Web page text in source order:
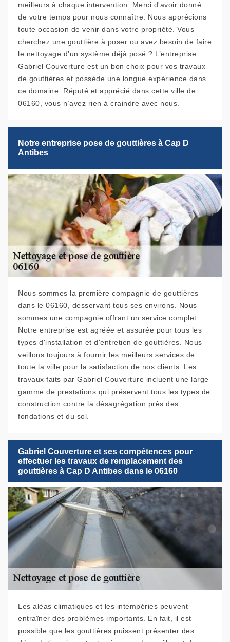
meilleurs à chaque intervention. Merci d'avoir donné
de votre temps pour nous connaître. Nous apprécions
toute occasion de venir dans votre propriété. Vous
cherchez une gouttière à poser ou avez besoin de faire
le nettoyage d’un système déjà posé ? L’entreprise
Gabriel Couverture est un bon choix pour vos travaux
de gouttières et possède une longue expérience dans
ce domaine. Réputé et apprécié dans cette ville de
06160, vous n’avez rien à craindre avec nous.
Notre entreprise pose de gouttières à Cap D
Antibes
Nous sommes la première compagnie de gouttières
dans le 06160, desservant tous ses environs. Nous
sommes une compagnie offrant un service complet.
Notre entreprise est agréée et assurée pour tous les
types d'installation et d'entretien de gouttières. Nous
veillons toujours à fournir les meilleurs services de
toute la ville pour la satisfaction de nos clients. Les
travaux faits par Gabriel Couverture incluent une large
gamme de prestations qui préservent tous les types de
construction contre la désagrégation près des
fondations et du sol.
Gabriel Couverture et ses compétences pour
effectuer les travaux de remplacement des
gouttières à Cap D Antibes dans le 06160
Les aléas climatiques et les intempéries peuvent
entraîner des problèmes importants. En fait, il est
possible que les gouttières puissent présenter des